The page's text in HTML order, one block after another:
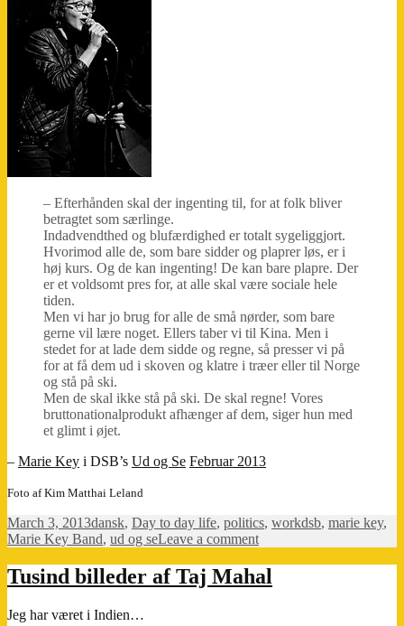
– Efterhånden skal der ingenting til, for at folk bliver
betragtet som særlinge.
Indadvendthed og blufærdighed er totalt sygeliggjort.
Hvorimod alle de, som bare sidder og plaprer løs, er i
høj kurs. Og de kan ingenting! De kan bare plapre. Der
er et voldsomt pres for, at alle skal være sociale hele
tiden.
Men vi har jo brug for alle de små nørder, som bare
gerne vil lære noget. Ellers taber vi til Kina. Men i
stedet for at lade dem sidde og regne, så presser vi på
for at få dem ud i skoven og klatre i træer eller til Norge
og stå på ski.
Men de skal ikke stå på ski. De skal regne! Vores
bruttonationalprodukt afhænger af dem, siger hun med
et glimt i øjet.
– Marie Key i DSB’s Ud og Se Februar 2013
Foto af Kim Matthai Leland
Posted
on
March 3, 2013Categories
dansk, Day to day life, politics, workTags
dsb, marie key,
Marie Key Band, ud og seLeave a commenton
alle
de,
Tusind billeder af Taj Mahal
Jeg har været i Indien…